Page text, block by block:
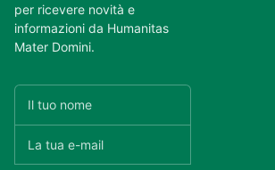
per ricevere novità e
informazioni da Humanitas
Mater Domini.